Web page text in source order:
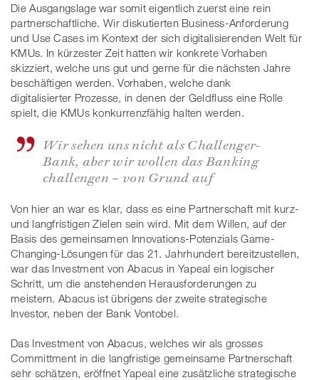
Die Ausgangslage war somit eigentlich zuerst eine rein
partnerschaftliche. Wir diskutierten Business-Anforderung
und Use Cases im Kontext der sich digitalisierenden Welt für
KMUs. In kürzester Zeit hatten wir konkrete Vorhaben
skizziert, welche uns gut und gerne für die nächsten Jahre
beschäftigen werden. Vorhaben, welche dank
digitalisierter Prozesse, in denen der Geldfluss eine Rolle
spielt, die KMUs konkurrenzfähig halten werden.
Wir sehen uns nicht als Challenger-
Bank, aber wir wollen das Banking
challengen – von Grund auf
Von hier an war es klar, dass es eine Partnerschaft mit kurz-
und langfristigen Zielen sein wird. Mit dem Willen, auf der
Basis des gemeinsamen Innovations-Potenzials Game-
Changing-Lösungen für das 21. Jahrhundert bereitzustellen,
war das Investment von Abacus in Yapeal ein logischer
Schritt, um die anstehenden Herausforderungen zu
meistern. Abacus ist übrigens der zweite strategische
Investor, neben der Bank Vontobel.
Das Investment von Abacus, welches wir als grosses
Committment in die langfristige gemeinsame Partnerschaft
sehr schätzen, eröffnet Yapeal eine zusätzliche strategische